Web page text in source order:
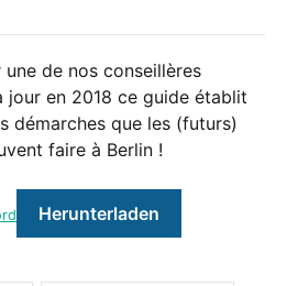
une de nos conseillères
jour en 2018 ce guide établit
démarches que les (futurs)
faire à Berlin !
Herunterladen